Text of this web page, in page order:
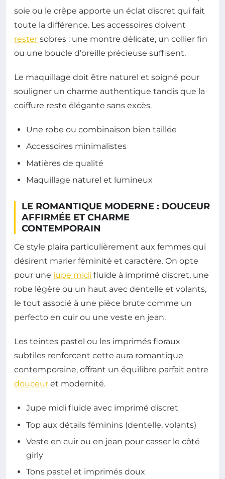
soie ou le crêpe apporte un éclat discret qui fait
toute la différence. Les accessoires doivent
rester sobres : une montre délicate, un collier fin
ou une boucle d’oreille précieuse suffisent.
Le maquillage doit être naturel et soigné pour
souligner un charme authentique tandis que la
coiffure reste élégante sans excès.
Une robe ou combinaison bien taillée
Accessoires minimalistes
Matières de qualité
Maquillage naturel et lumineux
LE ROMANTIQUE MODERNE : DOUCEUR
AFFIRMÉE ET CHARME
CONTEMPORAIN
Ce style plaira particulièrement aux femmes qui
désirent marier féminité et caractère. On opte
pour une jupe midi fluide à imprimé discret, une
robe légère ou un haut avec dentelle et volants,
le tout associé à une pièce brute comme un
perfecto en cuir ou une veste en jean.
Les teintes pastel ou les imprimés floraux
subtiles renforcent cette aura romantique
contemporaine, offrant un équilibre parfait entre
douceur et modernité.
Jupe midi fluide avec imprimé discret
Top aux détails féminins (dentelle, volants)
Veste en cuir ou en jean pour casser le côté
girly
Tons pastel et imprimés doux